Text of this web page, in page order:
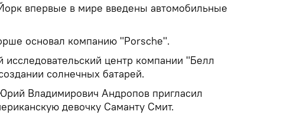
впервые в мире введены автомобильные
основал компанию "Porsche".
центр компании "Белл
солнечных батарей.
Владимирович Андропов пригласил
девочку Саманту Смит.